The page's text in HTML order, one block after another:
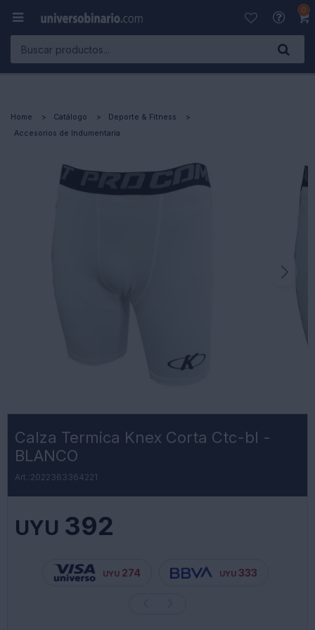
0

Home Catálogo
Deporte & Fitness
Accesorios de Indumentaria
Calza Termica Knex Corta Ctc-bl -
BLANCO
2022363364221
UYU 392
UYU 274 UYU 333